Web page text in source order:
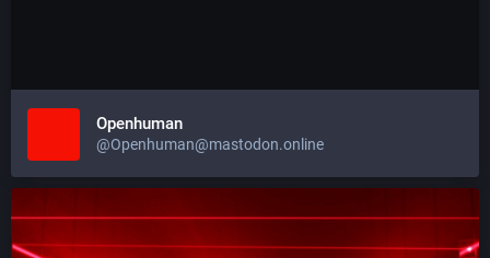
Openhuman
@Openhuman@mastodon.online